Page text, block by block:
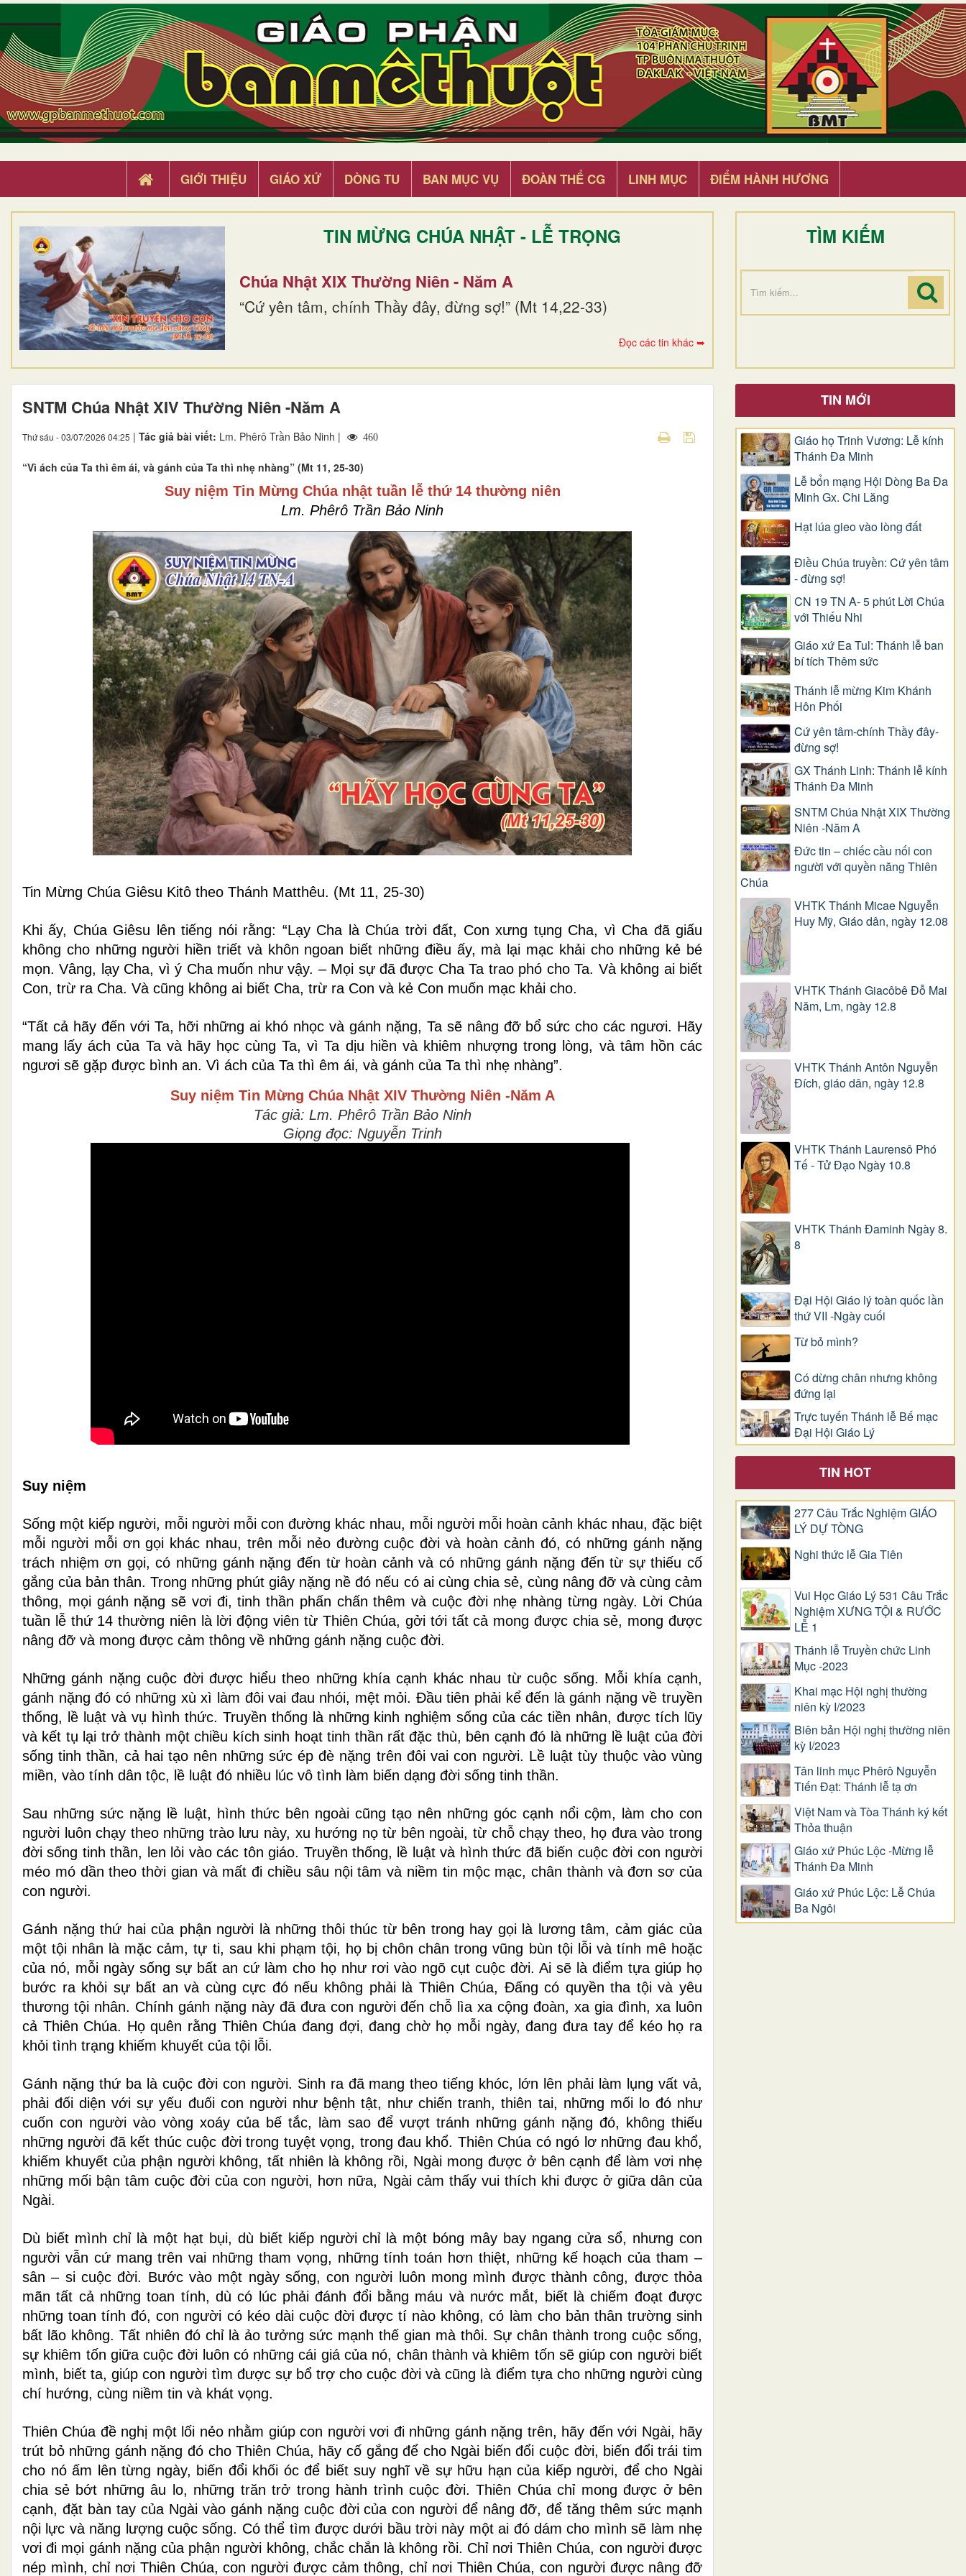
GIỚI THIỆU GIÁO XỨ DÒNG TU BAN MỤC VỤ ĐOÀN THỂ CG LINH MỤC ĐIỂM HÀNH HƯƠNG
TIN MỪNG CHÚA NHẬT - LỄ TRỌNG
Chúa Nhật XIX Thường Niên - Năm A
“Cứ yên tâm, chính Thầy đây, đừng sợ!” (Mt 14,22-33)
Đọc các tin khác ➥
TÌM KIẾM
SNTM Chúa Nhật XIV Thường Niên -Năm A
Thứ sáu - 03/07/2026 04:25 | Tác giả bài viết: Lm. Phêrô Trần Bảo Ninh | 460
“Vì ách của Ta thì êm ái, và gánh của Ta thì nhẹ nhàng” (Mt 11, 25-30)
Suy niệm Tin Mừng Chúa nhật tuần lễ thứ 14 thường niên
Lm. Phêrô Trần Bảo Ninh
Tin Mừng Chúa Giêsu Kitô theo Thánh Matthêu. (Mt 11, 25-30)
Khi ấy, Chúa Giêsu lên tiếng nói rằng: “Lạy Cha là Chúa trời đất, Con xưng tụng Cha, vì Cha đã giấu
không cho những người hiền triết và khôn ngoan biết những điều ấy, mà lại mạc khải cho những kẻ bé
mọn. Vâng, lạy Cha, vì ý Cha muốn như vậy. – Mọi sự đã được Cha Ta trao phó cho Ta. Và không ai biết
Con, trừ ra Cha. Và cũng không ai biết Cha, trừ ra Con và kẻ Con muốn mạc khải cho.
“Tất cả hãy đến với Ta, hỡi những ai khó nhọc và gánh nặng, Ta sẽ nâng đỡ bổ sức cho các ngươi. Hãy
mang lấy ách của Ta và hãy học cùng Ta, vì Ta dịu hiền và khiêm nhượng trong lòng, và tâm hồn các
ngươi sẽ gặp được bình an. Vì ách của Ta thì êm ái, và gánh của Ta thì nhẹ nhàng”.
Suy niệm Tin Mừng Chúa Nhật XIV Thường Niên -Năm A
Tác giả: Lm. Phêrô Trần Bảo Ninh
Giọng đọc: Nguyễn Trinh
Suy niệm
Sống một kiếp người, mỗi người mỗi con đường khác nhau, mỗi người mỗi hoàn cảnh khác nhau, đặc biệt
mỗi người mỗi ơn gọi khác nhau, trên mỗi nẻo đường cuộc đời và hoàn cảnh đó, có những gánh nặng
trách nhiệm ơn gọi, có những gánh nặng đến từ hoàn cảnh và có những gánh nặng đến từ sự thiếu cố
gắng của bản thân. Trong những phút giây nặng nề đó nếu có ai cùng chia sẻ, cùng nâng đỡ và cùng cảm
thông, mọi gánh nặng sẽ vơi đi, tinh thần phấn chấn thêm và cuộc đời nhẹ nhàng từng ngày. Lời Chúa
tuần lễ thứ 14 thường niên là lời động viên từ Thiên Chúa, gởi tới tất cả mong được chia sẻ, mong được
nâng đỡ và mong được cảm thông về những gánh nặng cuộc đời.
Những gánh nặng cuộc đời được hiểu theo những khía cạnh khác nhau từ cuộc sống. Mỗi khía cạnh,
gánh nặng đó có những xù xì làm đôi vai đau nhói, mệt mỏi. Đầu tiên phải kể đến là gánh nặng về truyền
thống, lề luật và vụ hình thức. Truyền thống là những kinh nghiệm sống của các tiền nhân, được tích lũy
và kết tụ lại trở thành một chiều kích sinh hoạt tinh thần rất đặc thù, bên cạnh đó là những lề luật của đời
sống tinh thần, cả hai tạo nên những sức ép đè nặng trên đôi vai con người. Lề luật tùy thuộc vào vùng
miền, vào tính dân tộc, lề luật đó nhiều lúc vô tình làm biến dạng đời sống tinh thần.
Sau những sức nặng lề luật, hình thức bên ngoài cũng tạo nên những góc cạnh nổi cộm, làm cho con
người luôn chạy theo những trào lưu này, xu hướng nọ từ bên ngoài, từ chỗ chạy theo, họ đưa vào trong
đời sống tinh thần, len lỏi vào các tôn giáo. Truyền thống, lề luật và hình thức đã biến cuộc đời con người
méo mó dần theo thời gian và mất đi chiều sâu nội tâm và niềm tin mộc mạc, chân thành và đơn sơ của
con người.
Gánh nặng thứ hai của phận người là những thôi thúc từ bên trong hay gọi là lương tâm, cảm giác của
một tội nhân là mặc cảm, tự ti, sau khi phạm tội, họ bị chôn chân trong vũng bùn tội lỗi và tính mê hoặc
của nó, mỗi ngày sống sự bất an cứ làm cho họ như rơi vào ngõ cụt cuộc đời. Ai sẽ là điểm tựa giúp họ
bước ra khỏi sự bất an và cùng cực đó nếu không phải là Thiên Chúa, Đấng có quyền tha tội và yêu
thương tội nhân. Chính gánh nặng này đã đưa con người đến chỗ lìa xa cộng đoàn, xa gia đình, xa luôn
cả Thiên Chúa. Họ quên rằng Thiên Chúa đang đợi, đang chờ họ mỗi ngày, đang đưa tay để kéo họ ra
khỏi tình trạng khiếm khuyết của tội lỗi.
Gánh nặng thứ ba là cuộc đời con người. Sinh ra đã mang theo tiếng khóc, lớn lên phải làm lụng vất vả,
phải đối diện với sự yếu đuối con người như bệnh tật, như chiến tranh, thiên tai, những mối lo đó như
cuốn con người vào vòng xoáy của bế tắc, làm sao để vượt tránh những gánh nặng đó, không thiếu
những người đã kết thúc cuộc đời trong tuyệt vọng, trong đau khổ. Thiên Chúa có ngó lơ những đau khổ,
khiếm khuyết của phận người không, tất nhiên là không rồi, Ngài mong được ở bên cạnh để làm vơi nhẹ
những mối bận tâm cuộc đời của con người, hơn nữa, Ngài cảm thấy vui thích khi được ở giữa dân của
Ngài.
Dù biết mình chỉ là một hạt bụi, dù biết kiếp người chỉ là một bóng mây bay ngang cửa sổ, nhưng con
người vẫn cứ mang trên vai những tham vọng, những tính toán hơn thiệt, những kế hoạch của tham –
sân – si cuộc đời. Bước vào một ngày sống, con người luôn mong mình được thành công, được thỏa
mãn tất cả những toan tính, dù có lúc phải đánh đổi bằng máu và nước mắt, biết là chiếm đoạt được
những toan tính đó, con người có kéo dài cuộc đời được tí nào không, có làm cho bản thân trường sinh
bất lão không. Tất nhiên đó chỉ là ảo tưởng sức mạnh thế gian mà thôi. Sự chân thành trong cuộc sống,
sự khiêm tốn giữa cuộc đời luôn có những cái giá của nó, chân thành và khiêm tốn sẽ giúp con người biết
mình, biết ta, giúp con người tìm được sự bổ trợ cho cuộc đời và cũng là điểm tựa cho những người cùng
chí hướng, cùng niềm tin và khát vọng.
Thiên Chúa đề nghị một lối nẻo nhằm giúp con người vơi đi những gánh nặng trên, hãy đến với Ngài, hãy
trút bỏ những gánh nặng đó cho Thiên Chúa, hãy cố gắng để cho Ngài biến đổi cuộc đời, biến đổi trái tim
cho nó ấm lên từng ngày, biến đổi khối óc để biết suy nghĩ về sự hữu hạn của kiếp người, để cho Ngài
chia sẻ bớt những âu lo, những trăn trở trong hành trình cuộc đời. Thiên Chúa chỉ mong được ở bên
cạnh, đặt bàn tay của Ngài vào gánh nặng cuộc đời của con người để nâng đỡ, để tăng thêm sức mạnh
nội lực và năng lượng cuộc sống. Có thể tìm được dưới bầu trời này một ai đó dám cho mình sẽ làm nhẹ
vơi đi mọi gánh nặng của phận người không, chắc chắn là không rồi. Chỉ nơi Thiên Chúa, con người được
nép mình, chỉ nơi Thiên Chúa, con người được cảm thông, chỉ nơi Thiên Chúa, con người được nâng đỡ
TIN MỚI
Giáo họ Trinh Vương: Lễ kính
Thánh Đa Minh
Lễ bổn mạng Hội Dòng Ba Đa
Minh Gx. Chi Lăng
Hạt lúa gieo vào lòng đất
Điều Chúa truyền: Cứ yên tâm
- đừng sợ!
CN 19 TN A- 5 phút Lời Chúa
với Thiếu Nhi
Giáo xứ Ea Tul: Thánh lễ ban
bí tích Thêm sức
Thánh lễ mừng Kim Khánh
Hôn Phối
Cứ yên tâm-chính Thầy đây-
đừng sợ!
GX Thánh Linh: Thánh lễ kính
Thánh Đa Minh
SNTM Chúa Nhật XIX Thường
Niên -Năm A
Đức tin – chiếc cầu nối con
người với quyền năng Thiên
Chúa
VHTK Thánh Micae Nguyễn
Huy Mỹ, Giáo dân, ngày 12.08
VHTK Thánh Giacôbê Ðỗ Mai
Năm, Lm, ngày 12.8
VHTK Thánh Antôn Nguyễn
Ðích, giáo dân, ngày 12.8
VHTK Thánh Laurensô Phó
Tế - Tử Đạo Ngày 10.8
VHTK Thánh Đaminh Ngày 8.
8
Đại Hội Giáo lý toàn quốc lần
thứ VII -Ngày cuối
Từ bỏ mình?
Có dừng chân nhưng không
đứng lại
Trực tuyến Thánh lễ Bế mạc
Đại Hội Giáo Lý
TIN HOT
277 Câu Trắc Nghiệm GIÁO
LÝ DỰ TÒNG
Nghi thức lễ Gia Tiên
Vui Học Giáo Lý 531 Câu Trắc
Nghiệm XƯNG TỘI & RƯỚC
LỄ 1
Thánh lễ Truyền chức Linh
Mục -2023
Khai mạc Hội nghị thường
niên kỳ I/2023
Biên bản Hội nghị thường niên
kỳ I/2023
Tân linh mục Phêrô Nguyễn
Tiến Đạt: Thánh lễ tạ ơn
Việt Nam và Tòa Thánh ký kết
Thỏa thuận
Giáo xứ Phúc Lộc -Mừng lễ
Thánh Đa Minh
Giáo xứ Phúc Lộc: Lễ Chúa
Ba Ngôi